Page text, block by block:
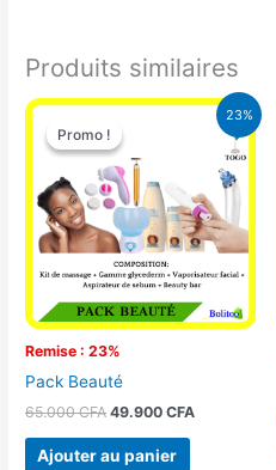
Produits similaires
23%
Promo !
Remise : 23%
Promo !
Pack Beauté
65.000CFA
Le
prix
initial
était :
65.000 CFA.
49.900CFA
Le
prix
actuel
est :
49.900 CFA.
Ajouter au panier